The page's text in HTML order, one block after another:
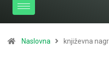
Naslovna književna